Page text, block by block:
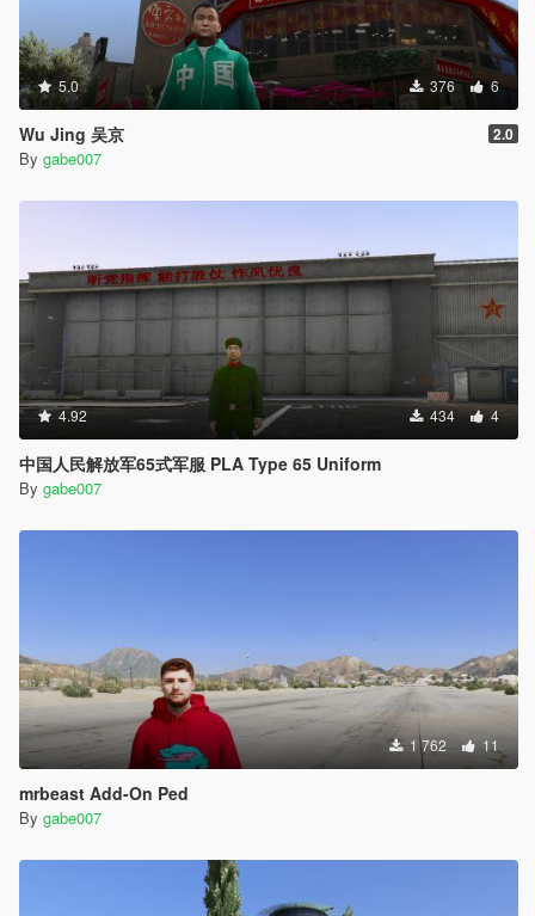
5.0 376 6
Wu Jing 吴京 2.0
By gabe007
4.92 434 4
中国人民解放军65式军服 PLA Type 65 Uniform
By gabe007
1 762 11
mrbeast Add-On Ped
By gabe007